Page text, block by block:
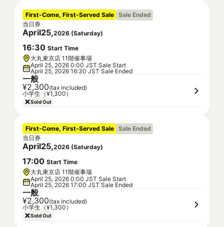
First-Come, First-Served Sale Sale Ended
当日券
April25,2026 (Saturday)
16:30 Start Time
大丸東京店 11階催事場
April 25, 2026 0:00 JST Sale Start
April 25, 2026 16:30 JST Sale Ended
一般
¥2,300(tax included)
小学生（¥1,300）
Sold Out
First-Come, First-Served Sale Sale Ended
当日券
April25,2026 (Saturday)
17:00 Start Time
大丸東京店 11階催事場
April 25, 2026 0:00 JST Sale Start
April 25, 2026 17:00 JST Sale Ended
一般
¥2,300(tax included)
小学生（¥1,300）
Sold Out